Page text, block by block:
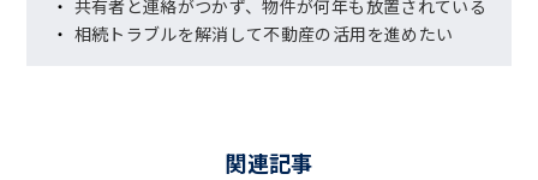
共有者と連絡がつかず、物件が何年も放置されている
相続トラブルを解消して不動産の活用を進めたい
関連記事